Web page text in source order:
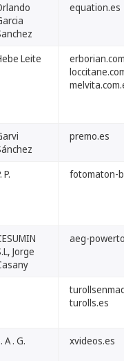
equation.es
Leite
premo.es
P. fotomaton-
Jorge
aeg-
turolls.es
A . G. xvideos.es